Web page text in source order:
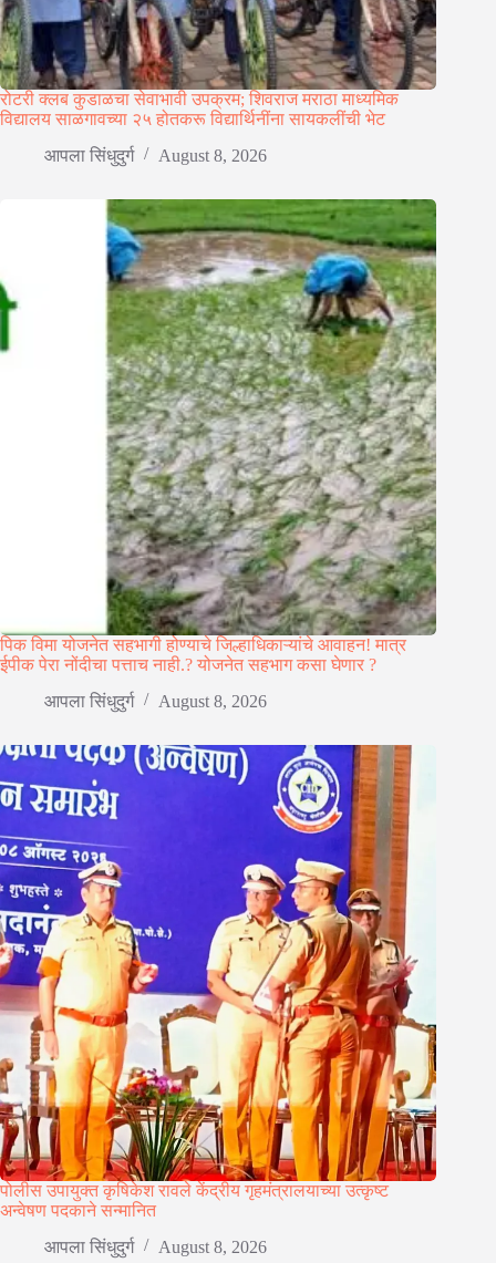
रोटरी क्लब कुडाळचा सेवाभावी उपक्रम; शिवराज मराठा माध्यमिक
विद्यालय साळगावच्या २५ होतकरू विद्यार्थिनींना सायकलींची भेट
आपला सिंधुदुर्ग
August 8, 2026
पिक विमा योजनेत सहभागी होण्याचे जिल्हाधिकाऱ्यांचे आवाहन! मात्र
ईपीक पेरा नोंदीचा पत्ताच नाही.? योजनेत सहभाग कसा घेणार ?
आपला सिंधुदुर्ग
August 8, 2026
पोलीस उपायुक्त कृषिकेश रावले केंद्रीय गृहमंत्रालयाच्या उत्कृष्ट
अन्वेषण पदकाने सन्मानित
आपला सिंधुदुर्ग
August 8, 2026